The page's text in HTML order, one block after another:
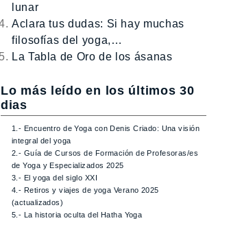
lunar
Aclara tus dudas: Si hay muchas
filosofías del yoga,…
La Tabla de Oro de los ásanas
Lo más leído en los últimos 30
dias
1.- Encuentro de Yoga con Denis Criado: Una visión
integral del yoga
2.- Guía de Cursos de Formación de Profesoras/es
de Yoga y Especializados 2025
3.- El yoga del siglo XXI
4.- Retiros y viajes de yoga Verano 2025
(actualizados)
5.- La historia oculta del Hatha Yoga